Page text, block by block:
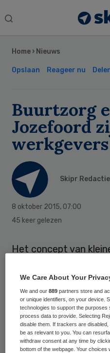
Search
Home › Nieuws
Opslaan Reageer nu
Buurtzorg
Jozefoord
werkgevers
Skipr Redactie
8 oktober 2015, 07:00
45 keer gelezen
Het concept van
Buurtzorg is deze
uitgeroepen tot
Nederland.
De organisatie
8,7 de eerste plaats
Sidebar
We Care About Your
We and our889 partners store and
or unique identifiers, on your device.
technologies to support the
process data to provide. Selecting
disable them. If trackers are
be as relevant to you. You can
withdraw consent at any time by
bottom of the webpage. Your choices